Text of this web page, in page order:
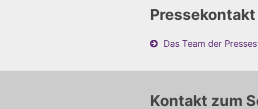
Pressekontakt
Das Team der
Kontakt zum